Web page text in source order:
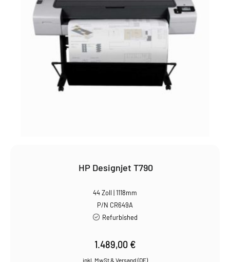
HP Designjet T790
44 Zoll | 1118mm
P/N CR649A
Refurbished
1.489,00 €